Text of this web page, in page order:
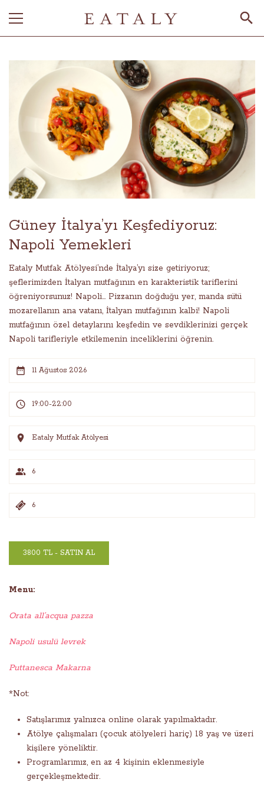
Güney İtalya’yı Keşfediyoruz:
Napoli Yemekleri
Eataly Mutfak Atölyesi’nde İtalya’yı size getiriyoruz;
şeflerimizden İtalyan mutfağının en karakteristik tariflerini
öğreniyorsunuz! Napoli… Pizzanın doğduğu yer, manda sütü
mozarellanın ana vatanı, İtalyan mutfağının kalbi! Napoli
mutfağının özel detaylarını keşfedin ve sevdiklerinizi gerçek
Napoli tarifleriyle etkilemenin inceliklerini öğrenin.
11 Ağustos 2026
19:00-22:00
Eataly Mutfak Atölyesi
6
6
3800 TL - SATIN AL
Menu:
Orata all’acqua pazza
Napoli usulü levrek
Puttanesca Makarna
*Not:
Satışlarımız yalnızca online olarak yapılmaktadır.
Atölye çalışmaları (çocuk atölyeleri hariç) 18 yaş ve üzeri
kişilere yöneliktir.
Programlarımız, en az 4 kişinin eklenmesiyle
gerçekleşmektedir.